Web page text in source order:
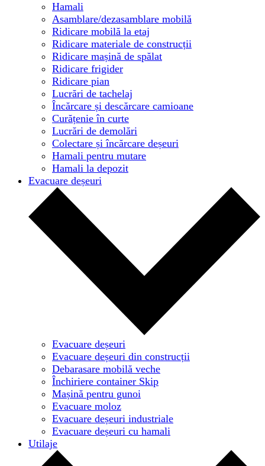
Hamali
Asamblare/dezasamblare mobilă
Ridicare mobilă la etaj
Ridicare materiale de construcții
Ridicare mașină de spălat
Ridicare frigider
Ridicare pian
Lucrări de tachelaj
Încărcare și descărcare camioane
Curățenie în curte
Lucrări de demolări
Colectare și încărcare deșeuri
Hamali pentru mutare
Hamali la depozit
Evacuare deșeuri
Evacuare deșeuri
Evacuare deșeuri din construcții
Debarasare mobilă veche
Închiriere container Skip
Mașină pentru gunoi
Evacuare moloz
Evacuare deșeuri industriale
Evacuare deșeuri cu hamali
Utilaje